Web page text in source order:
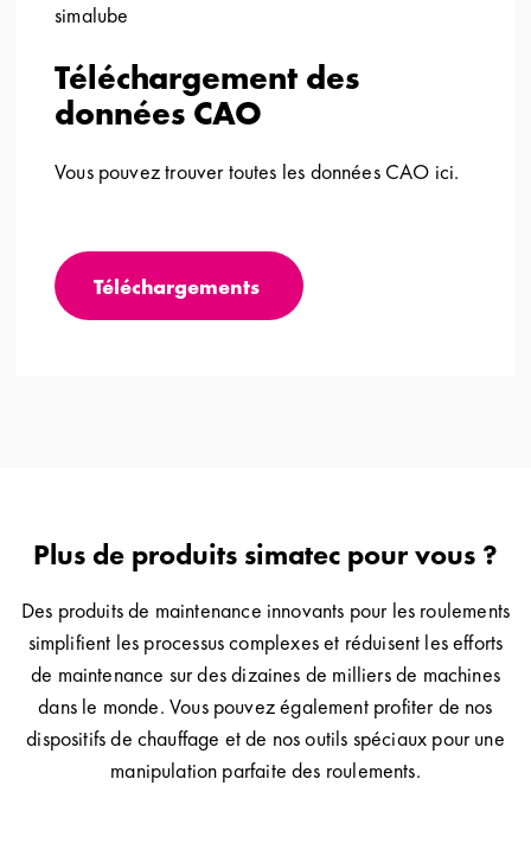
simalube
Téléchargement des
données CAO
Vous pouvez trouver toutes les données CAO ici.
Téléchargements
Plus de produits simatec pour vous ?
Des produits de maintenance innovants pour les roulements
simplifient les processus complexes et réduisent les efforts
de maintenance sur des dizaines de milliers de machines
dans le monde. Vous pouvez également profiter de nos
dispositifs de chauffage et de nos outils spéciaux pour une
manipulation parfaite des roulements.